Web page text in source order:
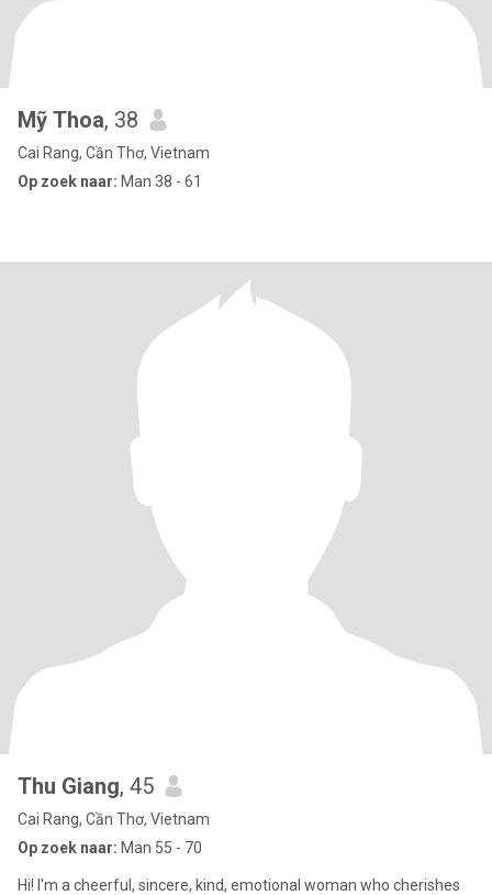
Mỹ Thoa, 38
Cai Rang, Cần Thơ, Vietnam
Op zoek naar: Man 38 - 61
Thu Giang, 45
Cai Rang, Cần Thơ, Vietnam
Op zoek naar: Man 55 - 70
Hi! I'm a cheerful, sincere, kind, emotional woman who cherishes